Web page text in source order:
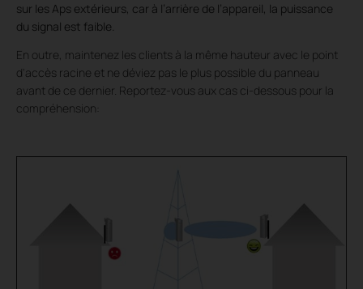
sur les Aps extérieurs, car à l’arrière de l’appareil, la puissance
du signal est faible.
En outre, maintenez les clients à la même hauteur avec le point
d'accès racine et ne déviez pas le plus possible du panneau
avant de ce dernier. Reportez-vous aux cas ci-dessous pour la
compréhension: